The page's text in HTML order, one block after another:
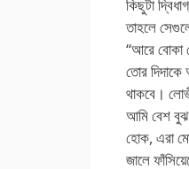
কিছুটা
তাহলে
“আরে বোকা
তোর
থাকবে।
আমি বেশ
হোক, এরা
জালে